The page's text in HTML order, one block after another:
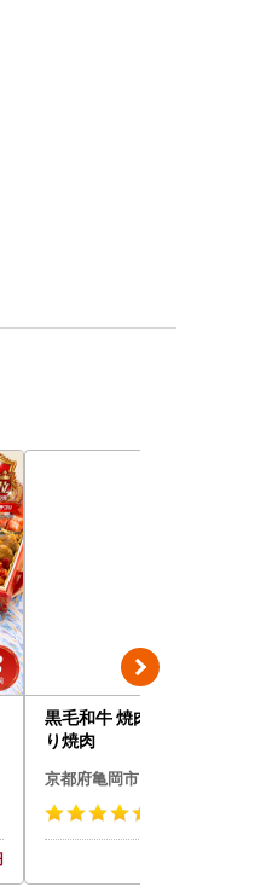
黒毛和牛 焼肉用1.2kg 訳あ
り焼肉
京都府亀岡市